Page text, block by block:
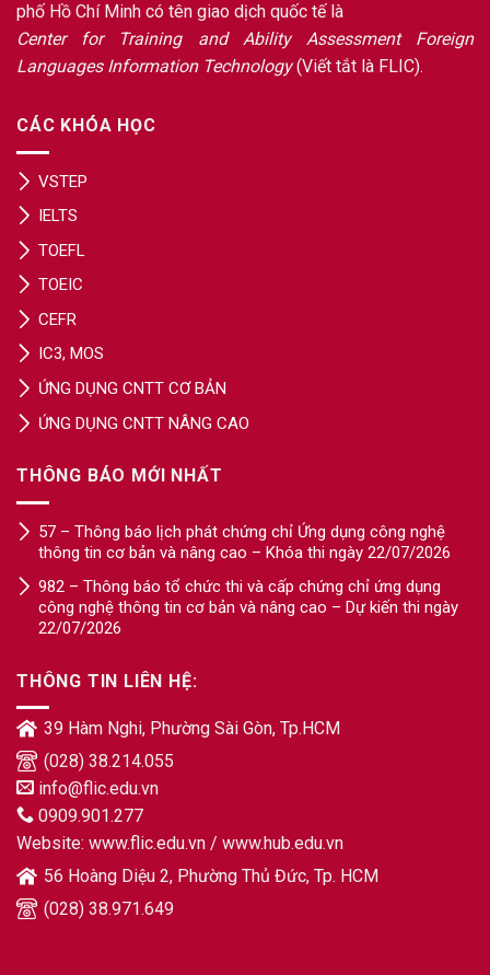
phố Hồ Chí Minh có tên giao dịch quốc tế là
Center for Training and Ability Assessment Foreign
Languages Information Technology(Viết tắt là FLIC).
CÁC KHÓA HỌC
VSTEP
ỨNG DỤNG CNTT CƠ BẢN
ỨNG DỤNG CNTT NÂNG CAO
IC3, MOS
IELTS
TOEFL
TOEIC
CEFR
THÔNG BÁO MỚI NHẤT
57 – Thông báo lịch phát chứng chỉ Ứng dụng công nghệ
thông tin cơ bản và nâng cao – Khóa thi ngày 22/07/2026
982 – Thông báo tổ chức thi và cấp chứng chỉ ứng dụng
công nghệ thông tin cơ bản và nâng cao – Dự kiến thi ngày
22/07/2026
THÔNG TIN LIÊN HỆ:
39 Hàm Nghi, Phường Sài Gòn, Tp.HCM
(028) 38.214.055
info@flic.edu.vn
0909.901.277
Website: www.flic.edu.vn / www.hub.edu.vn
56 Hoàng Diệu 2, Phường Thủ Đức, Tp. HCM
(028) 38.971.649